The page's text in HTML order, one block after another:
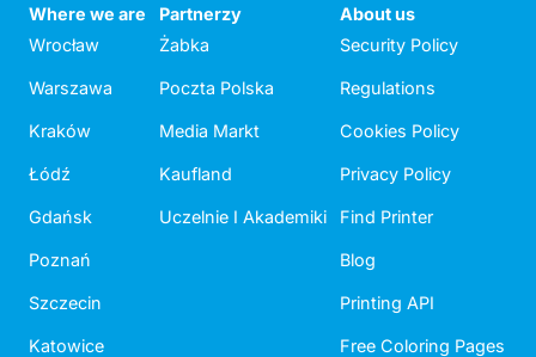
Where we are
Wrocław
Warszawa
Kraków
Łódź
Gdańsk
Poznań
Szczecin
Katowice
Partnerzy
Żabka
Poczta Polska
Media Markt
Kaufland
Uczelnie I Akademiki
About us
Security Policy
Regulations
Cookies Policy
Privacy Policy
Find Printer
Blog
Printing API
Free Coloring Pages